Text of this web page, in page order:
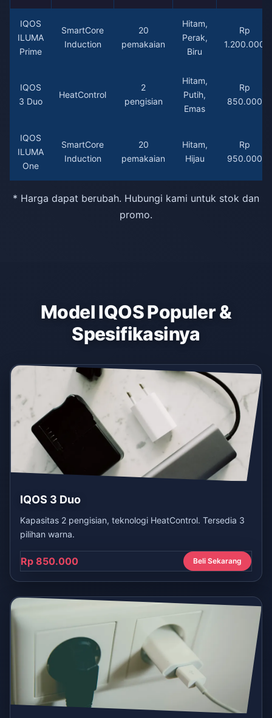
IQOS
ILUMA
Prime
SmartCore
Induction
20
pemakaian
Hitam,
Perak,
Biru
Rp
1.200.000
IQOS
3 Duo
HeatControl
2
pengisian
Hitam,
Putih,
Emas
Rp
850.000
IQOS
ILUMA
One
SmartCore
Induction
20
pemakaian
Hitam,
Hijau
Rp
950.000
* Harga dapat berubah. Hubungi kami untuk stok dan
promo.
Model IQOS Populer &
Spesifikasinya
IQOS 3 Duo
Kapasitas 2 pengisian, teknologi HeatControl. Tersedia 3
pilihan warna.
Rp 850.000 Beli Sekarang